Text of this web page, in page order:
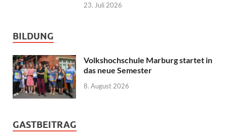
23. Juli 2026
BILDUNG
Volkshochschule Marburg startet in
das neue Semester
8. August 2026
GASTBEITRAG